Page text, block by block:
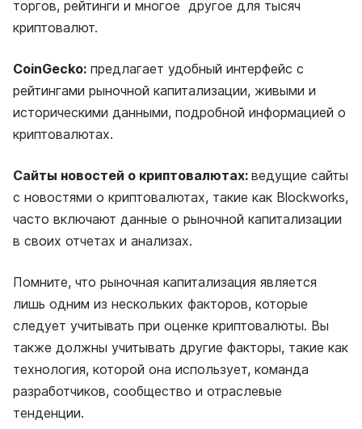
торгов, рейтинги и многое другое для тысяч
криптовалют.
CoinGecko: предлагает удобный интерфейс с
рейтингами рыночной капитализации, живыми и
историческими данными, подробной информацией о
криптовалютах.
Сайты новостей о криптовалютах: ведущие сайты
с новостями о криптовалютах, такие как Blockworks,
часто включают данные о рыночной капитализации
в своих отчетах и анализах.
Помните, что рыночная капитализация является
лишь одним из нескольких факторов, которые
следует учитывать при оценке криптовалюты. Вы
также должны учитывать другие факторы, такие как
технология, которой она использует, команда
разработчиков, сообщество и отраслевые
тенденции.